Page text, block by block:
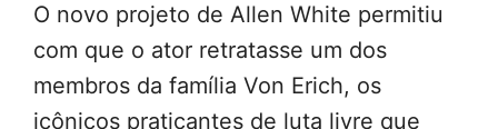
O novo projeto de Allen White permitiu
com que o ator retratasse um dos
membros da família Von Erich, os
icônicos praticantes de luta livre que